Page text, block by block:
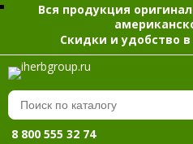
Вся продукция
Скидки и удобство
8 800 555 32 74